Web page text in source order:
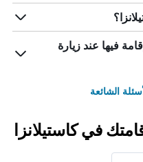
فيها عند زيارة
الشائعة
في كاستيلانزا